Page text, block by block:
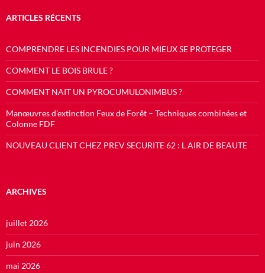
ARTICLES RÉCENTS
COMPRENDRE LES INCENDIES POUR MIEUX SE PROTEGER
COMMENT LE BOIS BRULE ?
COMMENT NAIT UN PYROCUMULONIMBUS ?
Manœuvres d’extinction Feux de Forêt – Techniques combinées et
Colonne FDF
NOUVEAU CLIENT CHEZ PREV SECURITE 62 : L AIR DE BEAUTE
ARCHIVES
juillet 2026
juin 2026
mai 2026